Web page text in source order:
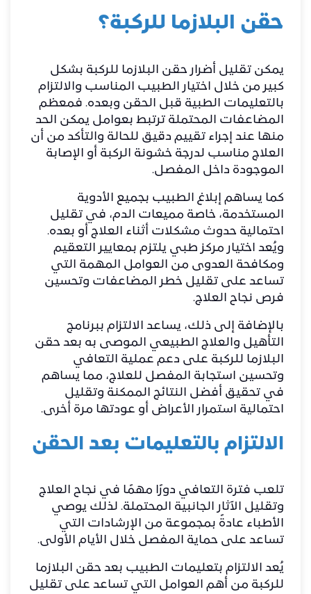
حقن البلازما للركبة؟
يمكن تقليل أضرار حقن البلازما للركبة بشكل
كبير من خلال اختيار الطبيب المناسب والالتزام
بالتعليمات الطبية قبل الحقن وبعده. فمعظم
المضاعفات المحتملة ترتبط بعوامل يمكن الحد
منها عند إجراء تقييم دقيق للحالة والتأكد من أن
العلاج مناسب لدرجة خشونة الركبة أو الإصابة
الموجودة داخل المفصل.
كما يساهم إبلاغ الطبيب بجميع الأدوية
المستخدمة، خاصة مميعات الدم، في تقليل
احتمالية حدوث مشكلات أثناء العلاج أو بعده.
ويُعد اختيار مركز طبي يلتزم بمعايير التعقيم
ومكافحة العدوى من العوامل المهمة التي
تساعد على تقليل خطر المضاعفات وتحسين
فرص نجاح العلاج.
بالإضافة إلى ذلك، يساعد الالتزام ببرنامج
التأهيل والعلاج الطبيعي الموصى به بعد حقن
البلازما للركبة على دعم عملية التعافي
وتحسين استجابة المفصل للعلاج، مما يساهم
في تحقيق أفضل النتائج الممكنة وتقليل
احتمالية استمرار الأعراض أو عودتها مرة أخرى.
الالتزام بالتعليمات بعد الحقن
تلعب فترة التعافي دورًا مهمًا في نجاح العلاج
وتقليل الآثار الجانبية المحتملة. لذلك يوصي
الأطباء عادةً بمجموعة من الإرشادات التي
تساعد على حماية المفصل خلال الأيام الأولى.
يُعد الالتزام بتعليمات الطبيب بعد حقن البلازما
للركبة من أهم العوامل التي تساعد على تقليل